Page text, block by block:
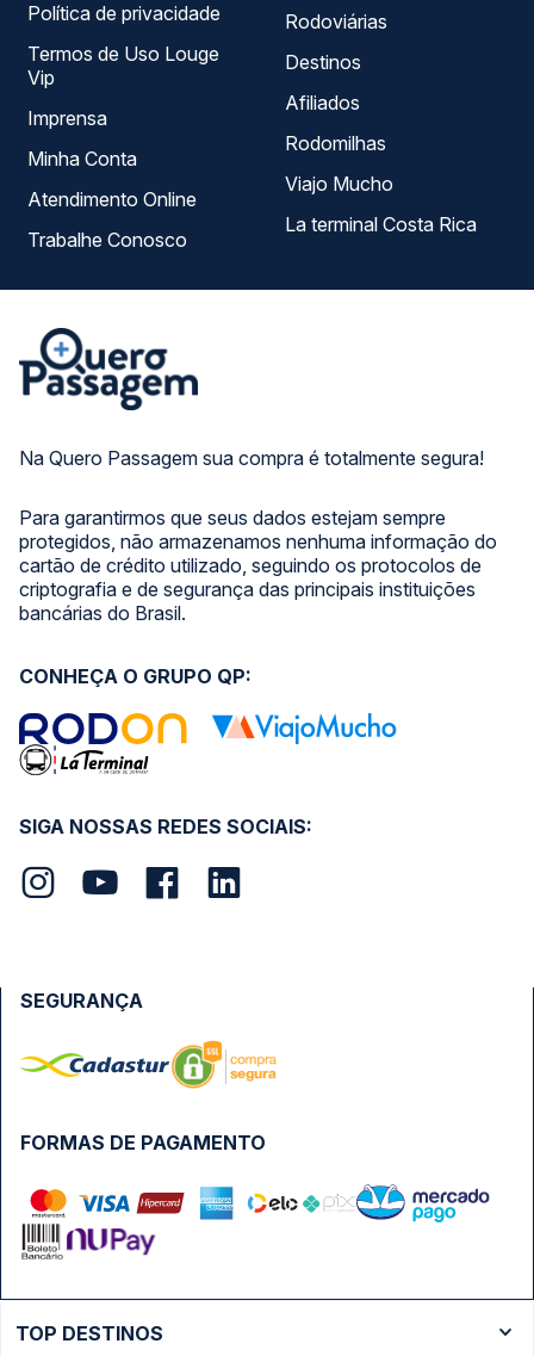
Na Quero Passagem sua compra é totalmente segura!
Para garantirmos que seus dados estejam sempre
protegidos, não armazenamos nenhuma informação do
cartão de crédito utilizado, seguindo os protocolos de
criptografia e de segurança das principais instituições
bancárias do Brasil.
Política de privacidade
Termos de Uso Louge
Vip
Imprensa
Minha Conta
Atendimento Online
Trabalhe Conosco
Rodoviárias
Destinos
Afiliados
Rodomilhas
Viajo Mucho
La terminal Costa Rica
SIGA NOSSAS REDES SOCIAIS:
CONHEÇA O GRUPO QP:
FORMAS DE PAGAMENTO
SEGURANÇA
TOP DESTINOS